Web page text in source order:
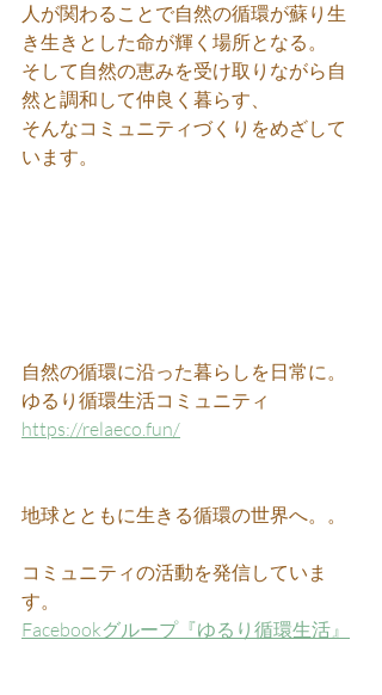
人が関わることで自然の循環が蘇り生
き生きとした命が輝く場所となる。
そして自然の恵みを受け取りながら自
然と調和して仲良く暮らす、
そんなコミュニティづくりをめざして
います。
自然の循環に沿った暮らしを日常に。
ゆるり循環生活コミュニティ
https://relaeco.fun/
地球とともに生きる循環の世界へ。。
コミュニティの活動を発信していま
す。
Facebookグループ『ゆるり循環生活』